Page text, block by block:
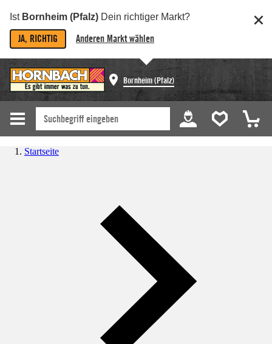
Ist Bornheim (Pfalz) Dein richtiger Markt?
JA, RICHTIG Anderen Markt wählen
Bornheim (Pfalz)
Startseite